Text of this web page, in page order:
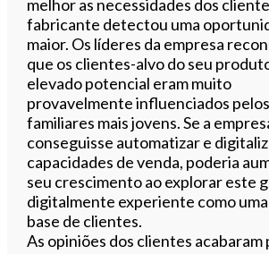
melhor as necessidades dos
fabricante detectou uma
maior. Os líderes da empresa
que os clientes-alvo do seu
elevado potencial eram muito
provavelmente influenciados
familiares mais jovens. Se a
conseguisse automatizar e
capacidades de venda, poderia
seu crescimento ao explorar este
digitalmente experiente como
base de clientes.
As opiniões dos clientes acabaram